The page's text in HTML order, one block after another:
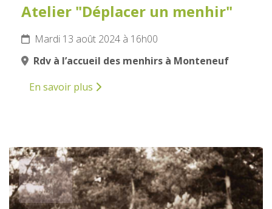
Atelier "Déplacer un menhir"
Mardi 13 août 2024 à 16h00
Rdv à l’accueil des menhirs à Monteneuf
En savoir plus
14
AOÛT
2024